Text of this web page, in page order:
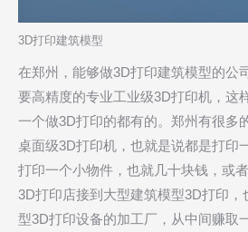
3D打印建筑模型
在郑州，能够做3D打印建筑模型的公
要高精度的专业工业级3D打印机，这
一个做3D打印的都有的。郑州有很多
桌面级3D打印机，也就是说都是打印
打印一个小物件，也就几十块钱，或
3D打印店接到大型建筑模型3D打印，
型3D打印设备的加工厂，从中间赚取